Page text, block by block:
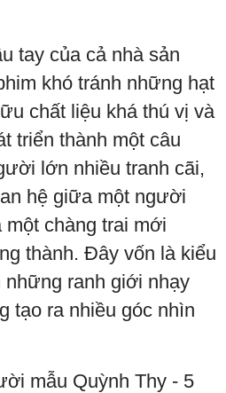
tay của cả nhà sản
khó tránh những hạt
chất liệu khá thú vị và
triển thành một câu
lớn nhiều tranh cãi,
hệ giữa một người
chàng trai mới
thành. Đây vốn là kiểu
những ranh giới nhạy
tạo ra nhiều góc nhìn